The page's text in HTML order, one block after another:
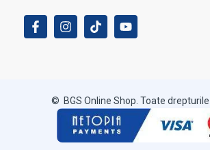
© BGS Online Shop. Toate